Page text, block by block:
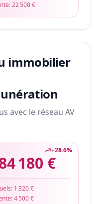
22 500 €
immobilier
avec le réseau AV
+28.6%
180 €
1 320 €
4 500 €